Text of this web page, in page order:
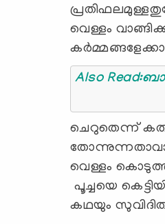
വെള്ളം
ചെറുതെന്ന്
വെള്ളം
പൂച്ചയെ
കഥയും